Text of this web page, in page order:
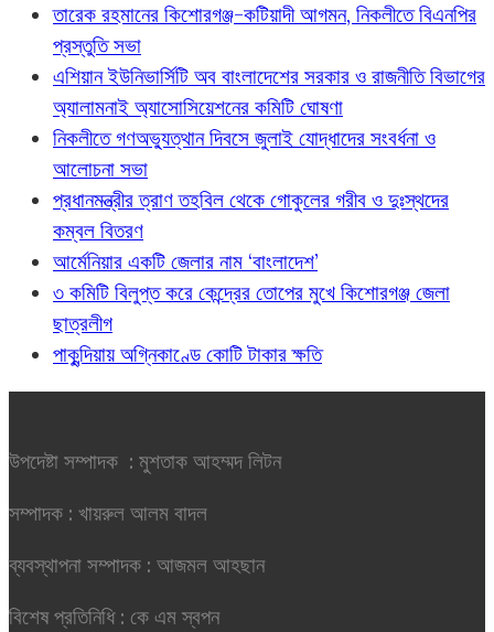
তারেক রহমানের কিশোরগঞ্জ-কটিয়াদী আগমন, নিকলীতে বিএনপির
প্রস্তুতি সভা
এশিয়ান ইউনিভার্সিটি অব বাংলাদেশের সরকার ও রাজনীতি বিভাগের
অ্যালামনাই অ্যাসোসিয়েশনের কমিটি ঘোষণা
নিকলীতে গণঅভ্যুত্থান দিবসে জুলাই যোদ্ধাদের সংবর্ধনা ও
আলোচনা সভা
প্রধানমন্ত্রীর ত্রাণ তহবিল থেকে গোকুলের গরীব ও দুঃস্থদের
কম্বল বিতরণ
আর্মেনিয়ার একটি জেলার নাম ‘বাংলাদেশ’
৩ কমিটি বিলুপ্ত করে কেন্দ্রের তোপের মুখে কিশোরগঞ্জ জেলা
ছাত্রলীগ
পাকুন্দিয়ায় অগ্নিকাণ্ডে কোটি টাকার ক্ষতি
উপদেষ্টা সম্পাদক : মুশতাক আহম্মদ লিটন
সম্পাদক : খায়রুল আলম বাদল
ব্যবস্থাপনা সম্পাদক : আজমল আহছান
বিশেষ প্রতিনিধি : কে এম স্বপন